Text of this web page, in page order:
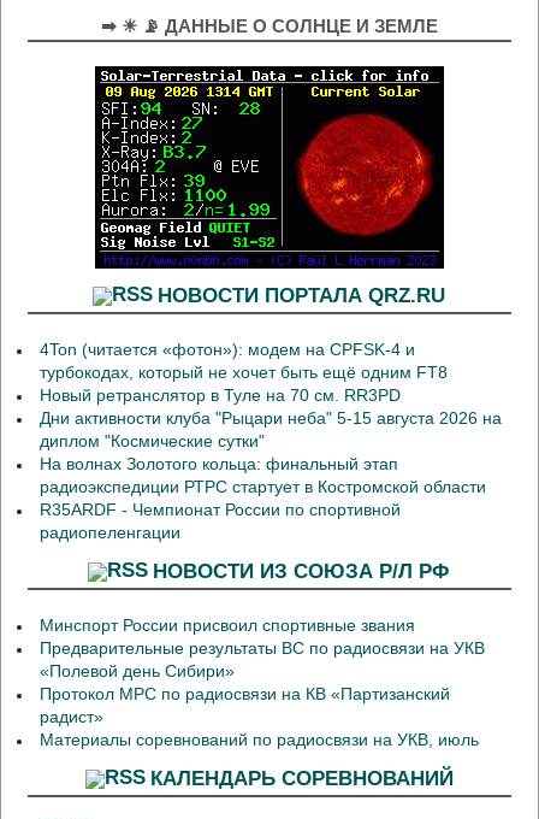
➡ ☀ 📡 ДАННЫЕ О СОЛНЦЕ И ЗЕМЛЕ
НОВОСТИ ПОРТАЛА QRZ.RU
4Ton (читается «фотон»): модем на CPFSK-4 и
турбокодах, который не хочет быть ещё одним FT8
Новый ретранслятор в Туле на 70 см. RR3PD
Дни активности клуба "Рыцари неба" 5-15 августа 2026 на
диплом "Космические сутки"
На волнах Золотого кольца: финальный этап
радиоэкспедиции РТРС стартует в Костромской области
R35ARDF - Чемпионат России по спортивной
радиопеленгации
НОВОСТИ ИЗ СОЮЗА Р/Л РФ
Минспорт России присвоил спортивные звания
Предварительные результаты ВС по радиосвязи на УКВ
«Полевой день Сибири»
Протокол МРС по радиосвязи на КВ «Партизанский
радист»
Материалы соревнований по радиосвязи на УКВ, июль
КАЛЕНДАРЬ СОРЕВНОВАНИЙ